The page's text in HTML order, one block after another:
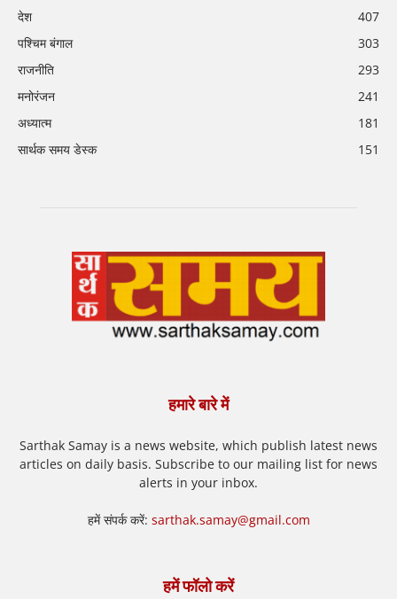
देश
407
पश्चिम बंगाल
303
राजनीति
293
मनोरंजन
241
अध्यात्म
181
सार्थक समय डेस्क
151
हमारे बारे में
Sarthak Samay is a news website, which publish latest news
articles on daily basis. Subscribe to our mailing list for news
alerts in your inbox.
हमें संपर्क करें: sarthak.samay@gmail.com
हमें फॉलो करें